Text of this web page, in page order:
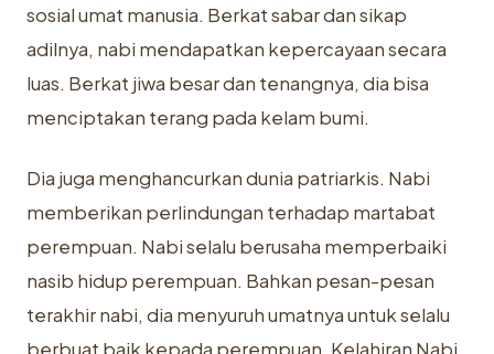
sosial umat manusia. Berkat sabar dan sikap
adilnya, nabi mendapatkan kepercayaan secara
luas. Berkat jiwa besar dan tenangnya, dia bisa
menciptakan terang pada kelam bumi.
Dia juga menghancurkan dunia patriarkis. Nabi
memberikan perlindungan terhadap martabat
perempuan. Nabi selalu berusaha memperbaiki
nasib hidup perempuan. Bahkan pesan-pesan
terakhir nabi, dia menyuruh umatnya untuk selalu
berbuat baik kepada perempuan. Kelahiran Nabi